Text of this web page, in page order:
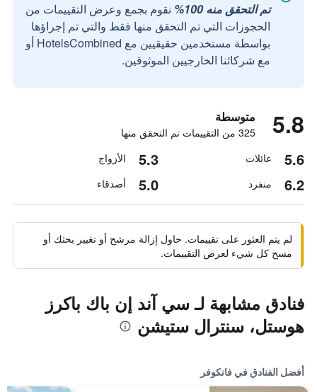
تم التحقق منه 100%
نقوم بجمع وعرض التقييمات من
الحجوزات التي تم التحقق منها فقط والتي تم إجراؤها
بواسطة مستخدمين حقيقيين مع HotelsCombined أو
مع شركائنا الخارجيين الموثوقين.
5.8 متوسطة
325 من التقييمات تم التحقق منها
5.6 عائلات 5.3 الأزواج
6.2 منفرد 5.0 أصدقاء
لم يتم العثور على تقييمات. حاول إزالة مرشح أو تغيير بحثك أو
مسح كل شيء لعرض التقييمات.
فنادق مشابهة لـ سي آند إن باك باكرز
هوستل، سنترال ستيشن
أفضل الفنادق في فانكوفر